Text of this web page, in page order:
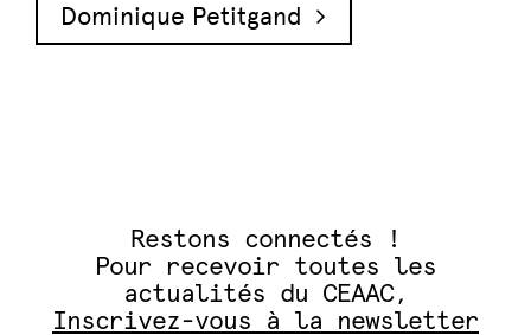
Dominique Petitgand
Restons connectés !
Pour recevoir toutes les
actualités du CEAAC,
Inscrivez-vous à la newsletter